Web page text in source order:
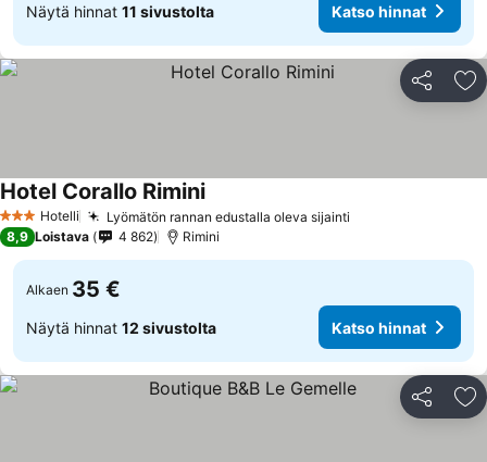
Näytä hinnat 11 sivustolta Katso hinnat
Jaa
3 Tähtiluokitus
Hotelli Lyömätön rannan edustalla oleva sijainti
Hotel Corallo Rimini
8,9 Loistava 4 862 Rimini
Alkaen 35 €
Näytä hinnat 12 sivustolta Katso hinnat
Jaa